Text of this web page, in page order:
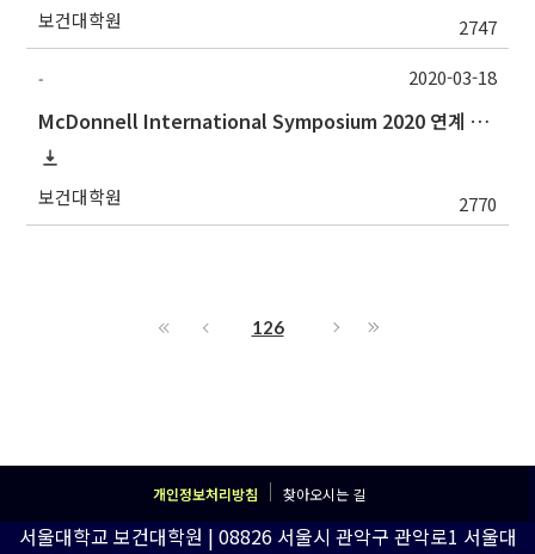
보건대학원 2747
-
McDonnell International Symposium 2020 연계 3MT Competition 홍보
보건대학원 2770
2020-03-18
126
개인정보처리방침 찾아오시는 길
서울대학교 보건대학원 | 08826 서울시 관악구 관악로1 서울대